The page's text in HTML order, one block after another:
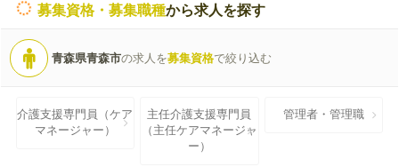
募集資格・募集職種から求人を探す
青森県青森市の求人を募集資格で絞り込む
介護支援専門員（ケア
マネージャー）
主任介護支援専門員
（主任ケアマネージャ
ー）
管理者・管理職